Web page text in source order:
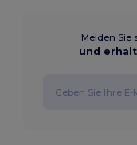
Melden Sie
und